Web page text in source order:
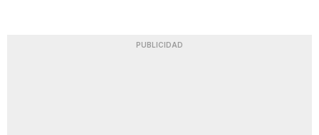
PUBLICIDAD